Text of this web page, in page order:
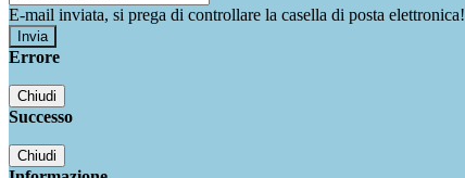
E-mail inviata, si prega di controllare la casella di posta elettronica!
Errore
Chiudi
Successo
Chiudi